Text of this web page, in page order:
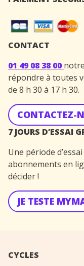
CONTACT
01 49 08 38 00
répondre à toutes
de 8 h 30 à 17 h 30.
CONTACTEZ-
7 JOURS D’ESSAI
Une période
abonnements en
décider !
JE TESTE
CYCLES